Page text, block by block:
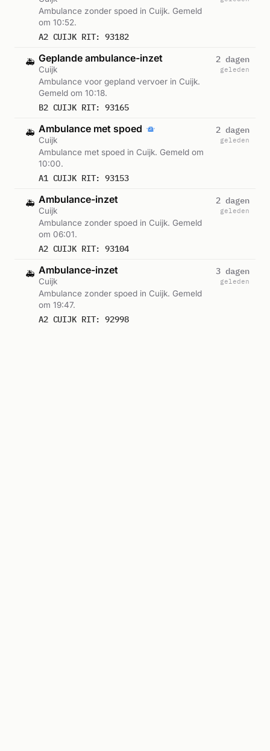
Ambulance zonder spoed in Cuijk. Gemeld
om 10:52.
A2 CUIJK RIT: 93182
🚑 Geplande ambulance-inzet
Cuijk
Ambulance voor gepland vervoer in Cuijk.
Gemeld om 10:18.
B2 CUIJK RIT: 93165
2 dagen
geleden
🚑 Ambulance met spoed
Cuijk
Ambulance met spoed in Cuijk. Gemeld om
10:00.
A1 CUIJK RIT: 93153
2 dagen
geleden
🚑 Ambulance-inzet
Cuijk
Ambulance zonder spoed in Cuijk. Gemeld
om 06:01.
A2 CUIJK RIT: 93104
2 dagen
geleden
🚑 Ambulance-inzet
Cuijk
Ambulance zonder spoed in Cuijk. Gemeld
om 19:47.
A2 CUIJK RIT: 92998
3 dagen
geleden